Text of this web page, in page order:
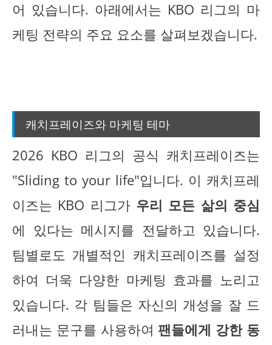
어 있습니다. 아래에서는 KBO 리그의 마
케팅 전략의 주요 요소를 살펴보겠습니다.
캐치프레이즈와 마케팅 테마
2026 KBO 리그의 공식 캐치프레이즈는
"Sliding to your life"입니다. 이 캐치프레
이즈는 KBO 리그가 우리 모든 삶의 중심
에 있다는 메시지를 전달하고 있습니다.
팀별로도 개별적인 캐치프레이즈를 설정
하여 더욱 다양한 마케팅 효과를 노리고
있습니다. 각 팀들은 자신의 개성을 잘 드
러내는 문구를 사용하여 팬들에게 강한 동